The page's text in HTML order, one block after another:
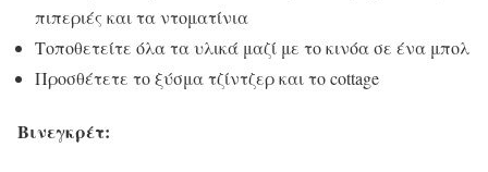
πιπεριές και τα ντοματίνια
Τοποθετείτε όλα τα υλικά μαζί με το κινόα σε ένα μπολ
Προσθέτετε το ξύσμα τζίντζερ και το cottage
Βινεγκρέτ: